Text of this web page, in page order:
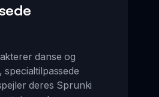
danse og
deres Sprunki